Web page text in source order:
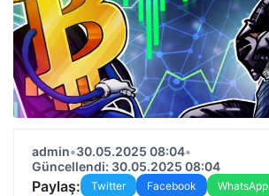
admin•30.05.2025 08:04•
Güncellendi: 30.05.2025 08:04
Paylaş: Twitter Facebook WhatsApp